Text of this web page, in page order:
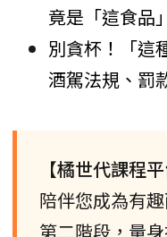
竟是「這食品
別貪杯！「這
酒駕法規、罰
【橘世代課程平
陪伴您成為有
第二階段，量